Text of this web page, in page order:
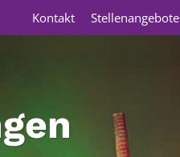
Kontakt Stellenangebote